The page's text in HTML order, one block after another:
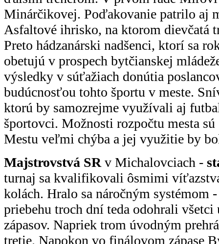
Minárčikovej. Poďakovanie patrilo aj
Asfaltové ihrisko, na ktorom dievčatá
Preto hádzanárski nadšenci, ktorí sa
obetujú v prospech bytčianskej
výsledky v súťažiach donútia
budúcnosťou tohto športu v meste.
ktorú by samozrejme využívali aj
športovci. Možnosti rozpočtu mesta sú
Mestu veľmi chýba a jej využitie by
Majstrovstvá SR v Michalovciach -
turnaj sa kvalifikovali ôsmimi
kolách. Hralo sa náročným systémom
priebehu troch dní teda odohrali všetci
zápasov. Napriek trom úvodným
tretie. Napokon vo finálovom zápase